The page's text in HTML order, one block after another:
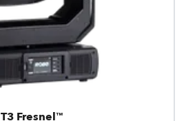
T3 Fresnel™